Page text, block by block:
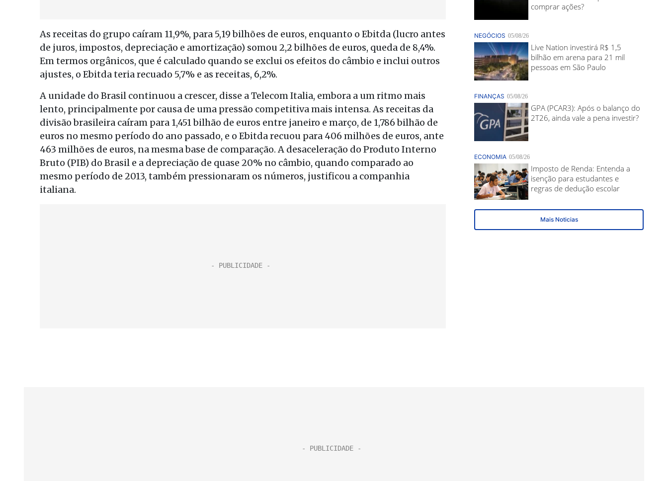
As receitas do grupo caíram 11,9%, para 5,19 bilhões de euros, enquanto o Ebitda (lucro antes
de juros, impostos, depreciação e amortização) somou 2,2 bilhões de euros, queda de 8,4%.
Em termos orgânicos, que é calculado quando se exclui os efeitos do câmbio e inclui outros
ajustes, o Ebitda teria recuado 5,7% e as receitas, 6,2%.
A unidade do Brasil continuou a crescer, disse a Telecom Italia, embora a um ritmo mais
lento, principalmente por causa de uma pressão competitiva mais intensa. As receitas da
divisão brasileira caíram para 1,451 bilhão de euros entre janeiro e março, de 1,786 bilhão de
euros no mesmo período do ano passado, e o Ebitda recuou para 406 milhões de euros, ante
463 milhões de euros, na mesma base de comparação. A desaceleração do Produto Interno
Bruto (PIB) do Brasil e a depreciação de quase 20% no câmbio, quando comparado ao
mesmo período de 2013, também pressionaram os números, justificou a companhia
italiana.